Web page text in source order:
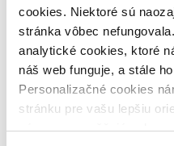
cookies. Niektoré sú
stránka vôbec
analytické cookies, ktoré
náš web funguje, a stále
Personalizačné cookies
stránku pre vašu lepšiu
nám zas umožňujú
Nové / čítané
nová (0 titulov)nová
čítaná (0 titulov)čítaná
čítaná - výborný stav
čítaná - mierne
čítané verzie
vypredaných kníh